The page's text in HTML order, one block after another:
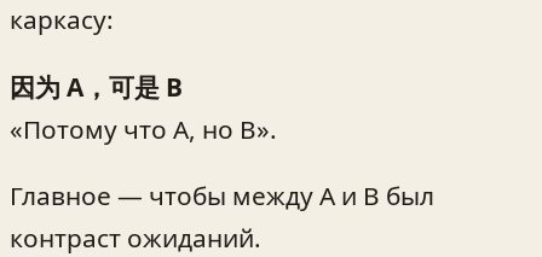
каркасу:
因为 A，可是 B
«Потому что A, но B».
Главное — чтобы между A и B был
контраст ожиданий.